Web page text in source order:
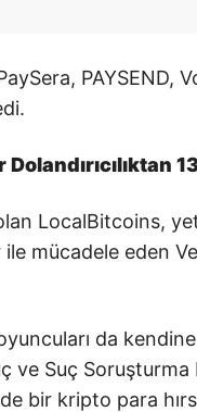
PAYSEND,
LocalBitcoins,
mücadele eden
da
ve Suç Soruşturma
bir kripto para